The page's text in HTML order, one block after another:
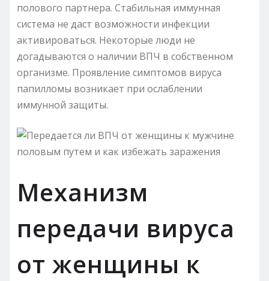
полового партнера. Стабильная иммунная
система не даст возможности инфекции
активироваться. Некоторые люди не
догадываются о наличии ВПЧ в собственном
организме. Проявление симптомов вируса
папилломы возникает при ослаблении
иммунной защиты.
Механизм
передачи вируса
от женщины к